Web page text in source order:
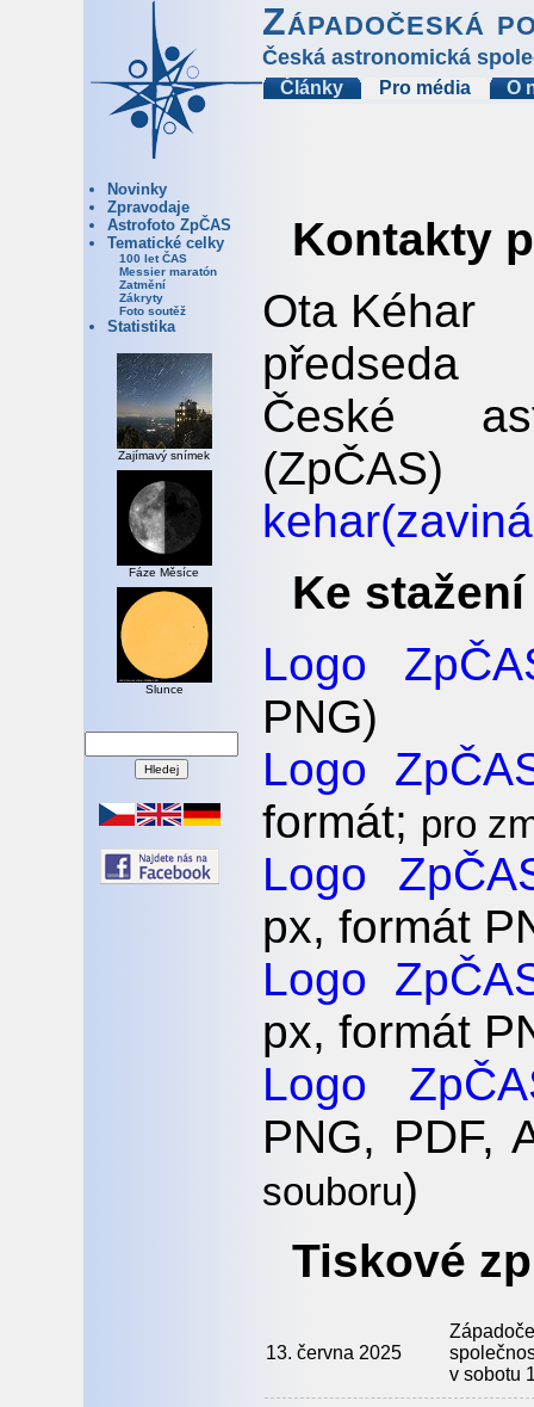
Západočeská
Česká astronomická
Články Pro média O
Novinky
Zpravodaje
Astrofoto ZpČAS
Tematické celky
100 let ČAS
Messier maratón
Zatmění
Zákryty
Foto soutěž
Statistika
Zajímavý snímek
Fáze Měsíce
Slunce
Kontakty
Ota Kéhar
předseda
České
(ZpČAS)
Ke stažení
Logo
PNG)
Logo
formát; pro
Logo
px, formát
Logo
px, formát
Logo
PNG, PDF,
souboru)
Tiskové
13. června 2025
v sobotu